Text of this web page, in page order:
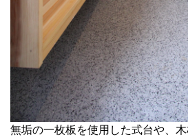
無垢の一枚板を使用した式台や、